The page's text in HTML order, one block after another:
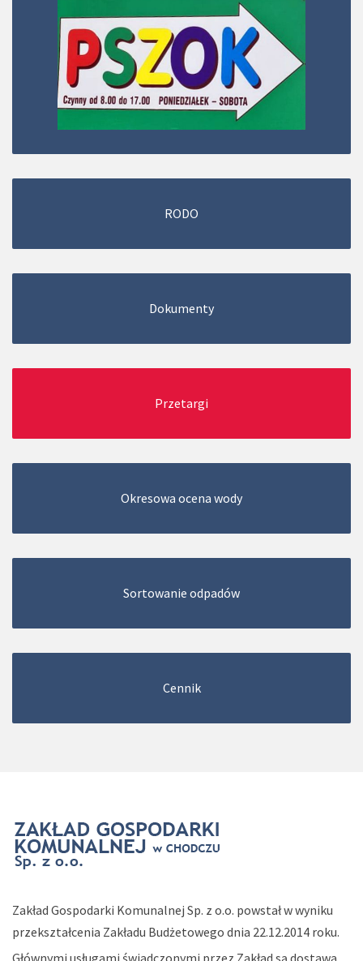
RODO
Dokumenty
Przetargi
Okresowa ocena wody
Sortowanie odpadów
Cennik
Zakład Gospodarki Komunalnej Sp. z o.o. powstał w wyniku
przekształcenia Zakładu Budżetowego dnia 22.12.2014 roku.